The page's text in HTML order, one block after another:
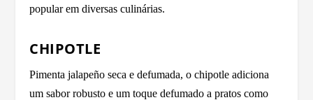
popular em diversas culinárias.
CHIPOTLE
Pimenta jalapeño seca e defumada, o chipotle adiciona
um sabor robusto e um toque defumado a pratos como